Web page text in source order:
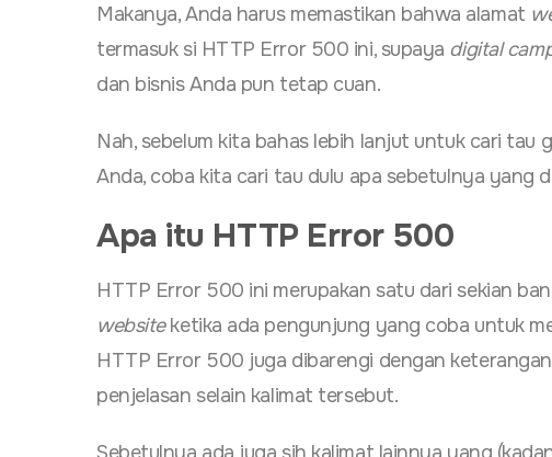
Makanya, Anda harus memastikan bahwa alamat
termasuk si HTTP Error 500 ini, supaya digital
dan bisnis Anda pun tetap cuan.
Nah, sebelum kita bahas lebih lanjut untuk cari tau
Anda, coba kita cari tau dulu apa sebetulnya yang
Apa itu HTTP Error 500
HTTP Error 500 ini merupakan satu dari sekian
websiteketika ada pengunjung yang coba untuk
HTTP Error 500 juga dibarengi dengan
penjelasan selain kalimat tersebut.